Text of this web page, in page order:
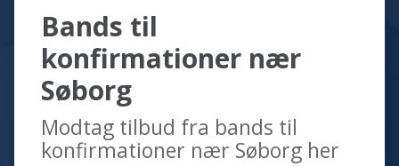
Bands til
konfirmationer nær
Søborg
Modtag tilbud fra bands til
konfirmationer nær Søborg her